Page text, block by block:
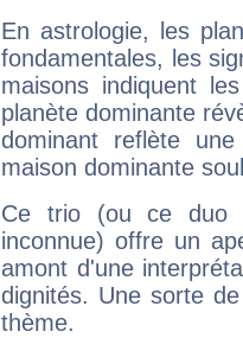
En astrologie, les
fondamentales, les
maisons indiquent
planète dominante
dominant reflète
maison dominante
Ce trio (ou ce duo
inconnue) offre un
amont d'une
dignités. Une sorte
thème.